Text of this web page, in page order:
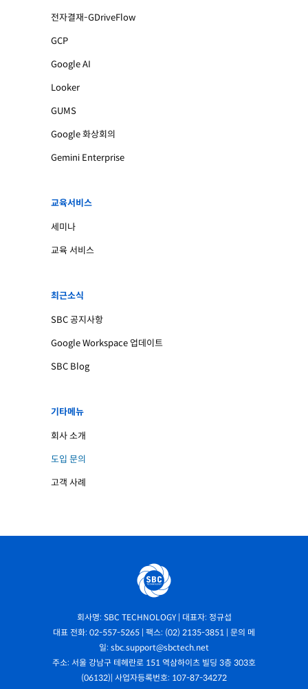
전자결재-GDriveFlow
GCP
Google AI
Looker
GUMS
Google 화상회의
Gemini Enterprise
교육서비스
세미나
교육 서비스
최근소식
SBC 공지사항
Google Workspace 업데이트
SBC Blog
기타메뉴
회사 소개
도입 문의
고객 사례
회사명: SBC TECHNOLOGY | 대표자: 정규섭
대표 전화: 02-557-5265 | 팩스: (02) 2135-3851 | 문의 메
일: sbc.support@sbctech.net
주소: 서울 강남구 테헤란로 151 역삼하이츠 빌딩 3층 303호
(06132)| 사업자등록번호: 107-87-34272